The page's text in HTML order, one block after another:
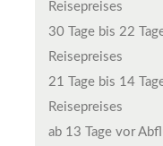
Reisepreises
30 Tage bis 22
Reisepreises
21 Tage bis 14
Reisepreises
ab 13 Tage vor